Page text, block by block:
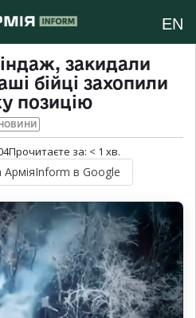
EN
закидали
бійці захопили
позицію
НОВИНИ
Прочитаєте за: < 1 хв.
АрміяInform в Google